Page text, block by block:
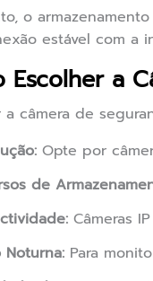
o
estável com a
Escolher a
a câmera de
Opte por
de
Câmeras
Noturna: Para